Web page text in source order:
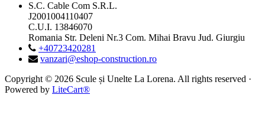
S.C. Cable Com S.R.L.
J2001004110407
C.U.I. 13846070
Romania Str. Deleni Nr.3 Com. Mihai Bravu Jud. Giurgiu
+40723420281
vanzari@eshop-construction.ro
Copyright © 2026 Scule și Unelte La Lorena. All rights reserved ·
Powered by LiteCart®